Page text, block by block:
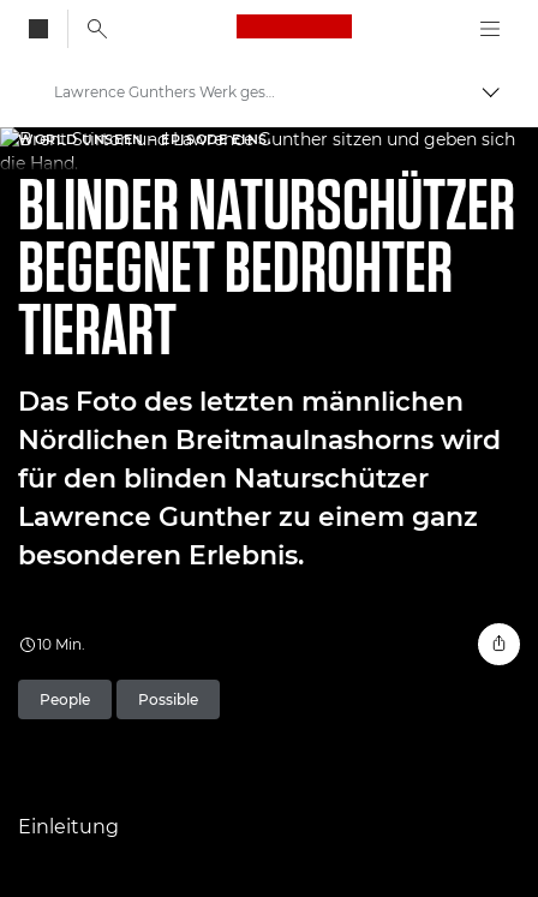
Canon Logo, back
Auf
Canon
Willkommen bei VIEW
Lawrence Gunthers Werk gesehen durch die Augen von Brent Stirton
WORLD UNSEEN – EPISODE EINS.
BLINDER NATURSCHÜTZER
BEGEGNET BEDROHTER
TIERART
Das Foto des letzten männlichen
Nördlichen Breitmaulnashorns wird
für den blinden Naturschützer
Lawrence Gunther zu einem ganz
besonderen Erlebnis.
10 Min.
People Possible
Einleitung